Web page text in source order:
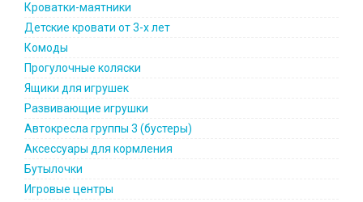
Кроватки-маятники
Детские кровати от 3-х лет
Комоды
Прогулочные коляски
Ящики для игрушек
Развивающие игрушки
Автокресла группы 3 (бустеры)
Аксессуары для кормления
Бутылочки
Игровые центры